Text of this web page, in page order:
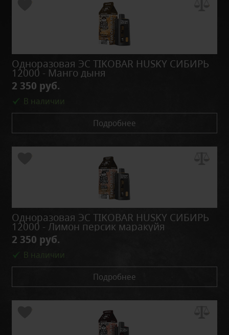
Одноразовая ЭС TIKOBAR HUSKY СИБИРЬ
12000 - Манго дыня
2 350 руб.
В наличии
Подробнее
Одноразовая ЭС TIKOBAR HUSKY СИБИРЬ
12000 - Лимон персик маракуйя
2 350 руб.
В наличии
Подробнее